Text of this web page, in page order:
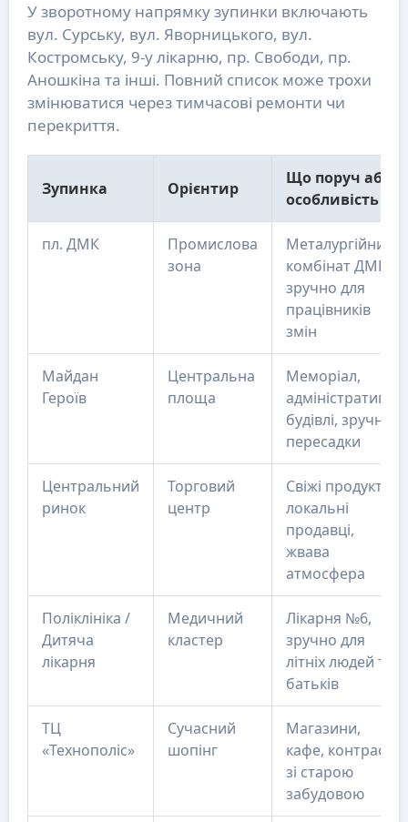
У зворотному напрямку зупинки включають
вул. Сурську, вул. Яворницького, вул.
Костромську, 9-у лікарню, пр. Свободи, пр.
Аношкіна та інші. Повний список може трохи
змінюватися через тимчасові ремонти чи
перекриття.
Зупинка Орієнтир
Що поруч або
особливість
пл. ДМК
Промислова
зона
Металургійний
комбінат ДМК,
зручно для
працівників
змін
Майдан
Героїв
Центральна
площа
Меморіал,
адміністративні
будівлі, зручні
пересадки
Центральний
ринок
Торговий
центр
Свіжі продукти,
локальні
продавці,
жвава
атмосфера
Поліклініка /
Дитяча
лікарня
Медичний
кластер
Лікарня №6,
зручно для
літніх людей та
батьків
ТЦ
«Технополіс»
Сучасний
шопінг
Магазини,
кафе, контраст
зі старою
забудовою